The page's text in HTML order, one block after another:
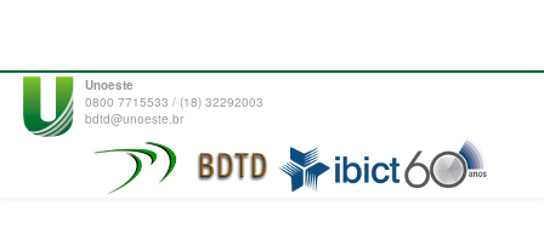
Unoeste
0800 7715533 / (18) 32292003
bdtd@unoeste.br